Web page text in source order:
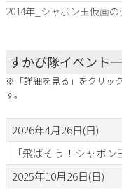
2014年_シャボン玉仮面の
すかび隊イベント
※「詳細を見る」をクリッ
す。
2026年4月26日(日)
「飛ばそう！シャボン
2025年10月26日(日)